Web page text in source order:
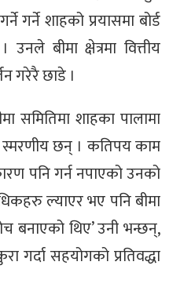
गर्ने शाहको प्रयासमा बोर्ड
बीमा क्षेत्रमा वित्तीय
गरेरै छाडे ।
समितिमा शाहका पालामा
छन् । कतिपय काम
पनि गर्न नपाएको उनको
ल्याएर भए पनि बीमा
बनाएको थिए’ उनी भन्छन्,
गर्दा सहयोगको प्रतिवद्धा